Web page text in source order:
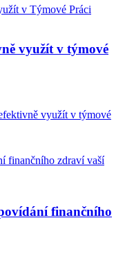
využít v týmové
využít v týmové
finančního